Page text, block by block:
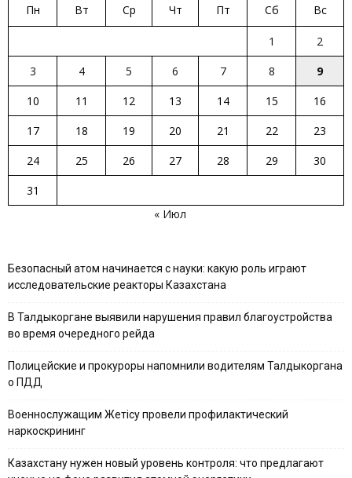
Пн Вт Ср Чт Пт Сб Вс
1
2
3
4 5 6 7 8
9
10
11 12 13 14 15
16
17
18 19 20 21 22
23
24
25 26 27 28 29
30
31
« Июл
Безопасный атом начинается с науки: какую роль играют
исследовательские реакторы Казахстана
В Талдыкоргане выявили нарушения правил благоустройства
во время очередного рейда
Полицейские и прокуроры напомнили водителям Талдыкоргана
о ПДД
Военнослужащим Жетісу провели профилактический
наркоскрининг
Казахстану нужен новый уровень контроля: что предлагают